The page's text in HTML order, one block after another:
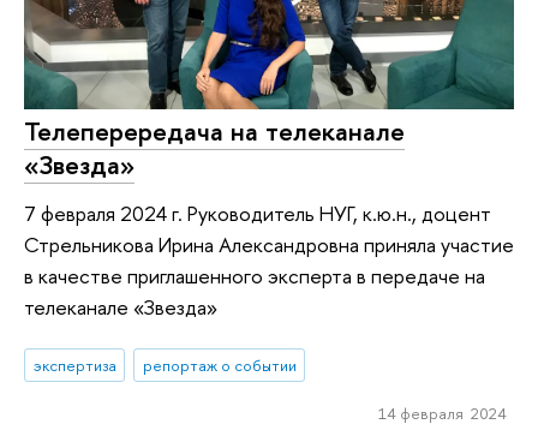
Телеперередача на телеканале
«Звезда»
7 февраля 2024 г. Руководитель НУГ, к.ю.н., доцент
Стрельникова Ирина Александровна приняла участие
в качестве приглашенного эксперта в передаче на
телеканале «Звезда»
экспертиза репортаж о событии
14 февраля 2024